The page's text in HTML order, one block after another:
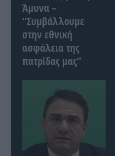
Άμυνα –
“Συμβάλλουμε
στην εθνική
ασφάλεια της
πατρίδας μας”